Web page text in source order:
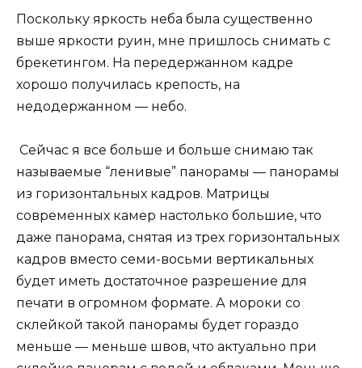
Поскольку яркость неба была существенно
выше яркости руин, мне пришлось снимать с
брекетингом. На передержанном кадре
хорошо получилась крепость, на
недодержанном — небо.
Сейчас я все больше и больше снимаю так
называемые “ленивые” панорамы — панорамы
из горизонтальных кадров. Матрицы
современных камер настолько большие, что
даже панорама, снятая из трех горизонтальных
кадров вместо семи-восьми вертикальных
будет иметь достаточное разрешение для
печати в огромном формате. А мороки со
склейкой такой панорамы будет гораздо
меньше — меньше швов, что актуально при